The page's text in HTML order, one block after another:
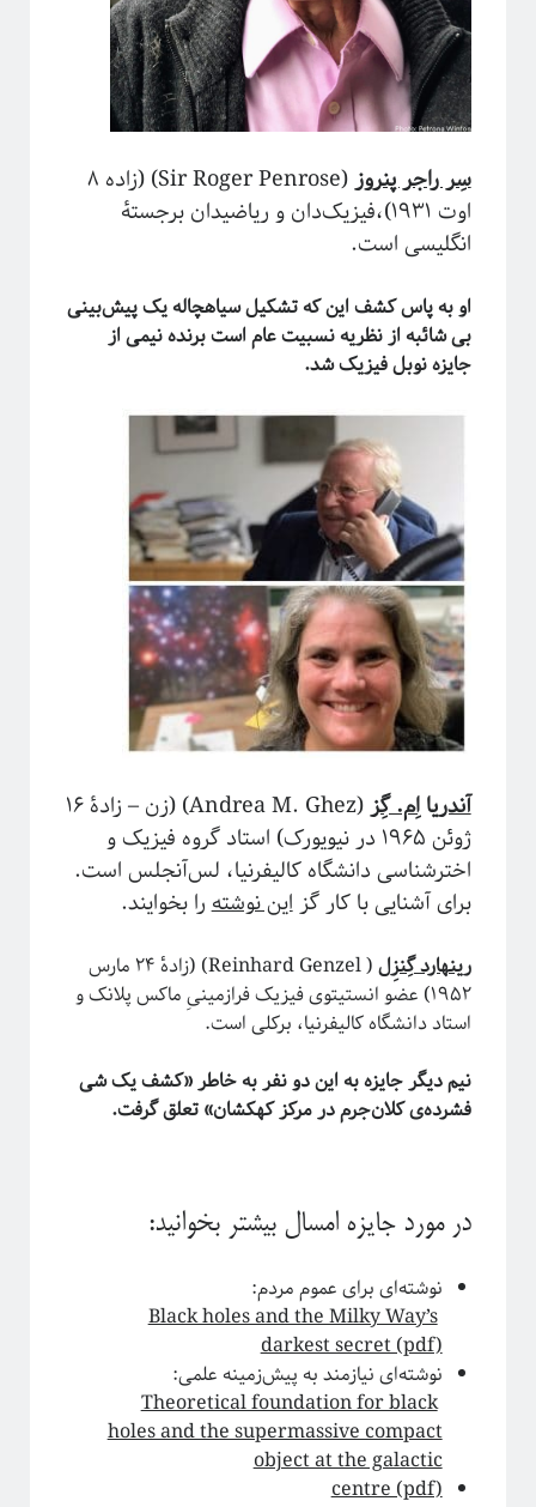
مقدمه‌ای بر هندسه فرکتالی
ریچارد فاینمن؛ چهره‌ترین چهره!
معرفی کتاب و دوره برای دانشجویان سال اول علوم‌پایه و مهندسی
فیزیک خوش‌مزه یا آشپزی ملوکولی
در رویارویی با علم و مسئله ترویج آن
تجربه شخصی در کارهای مربوط به تحلیل داده در بازار و نه دانشگاه!
کنکوری‌ها حواستان باشد جوگیر نشوید؛ در علم جایی برای جوگیرها نیست!
روایتگری در علم
ریچارد فاینمن، فیزیک‌دان تاثیرگذار قرن گذشته
پروژه پیچیدگی برای همه
پشت‌پرده نجوم
#شرح_پیچیدگی
سِر راجر پنروز
(Sir Roger Penrose) (زاده ۸
اوت ۱۹۳۱)،فیزیک‌دان و ریاضیدان برجستهٔ
انگلیسی است.
او به پاس کشف این که تشکیل سیاهچاله یک پیش‌بینی
بی شائبه از نظریه نسبیت عام است برنده نیمی از
جایزه نوبل فیزیک شد.
آندریااِم. گِز
(Andrea M. Ghez) (زن – زادهٔ ۱۶
ژوئن ۱۹۶۵ در نیویورک) استاد گروه فیزیک و
اخترشناسی دانشگاه کالیفرنیا، لس‌آنجلس است.
برای آشنایی با کار گزاین نوشتهرا بخوایند.
رینهارد گِنزِل
( Reinhard Genzel) (زادهٔ ۲۴ مارس
۱۹۵۲) عضو انستیتوی فیزیک فرازمینیِ ماکس پلانک و
استاد دانشگاه کالیفرنیا، برکلی است.
نیم دیگر جایزه به این دو نفر به خاطر «کشف یک شی
فشرده‌ی کلان‌جرم در مرکز کهکشان» تعلق گرفت.
در مورد جایزه امسال بیشتر بخوانید:
نوشته‌ای برای عموم مردم:
Black holes and the Milky Way’s
darkest secret (pdf)
نوشته‌ای نیازمند به پیش‌زمینه علمی:
Theoretical foundation for black
holes and the supermassive compact
object at the galactic
centre (pdf)